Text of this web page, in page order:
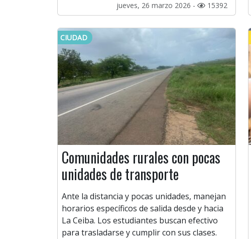
jueves, 26 marzo 2026 - 15392
CIUDAD
Comunidades rurales con pocas
unidades de transporte
Ante la distancia y pocas unidades, manejan
horarios específicos de salida desde y hacia
La Ceiba. Los estudiantes buscan efectivo
para trasladarse y cumplir con sus clases.